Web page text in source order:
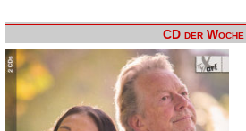
CD der Woche